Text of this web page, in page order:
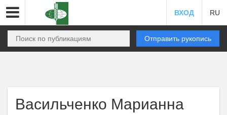
ВХОД RU
Отправить рукопись
Васильченко Марианна